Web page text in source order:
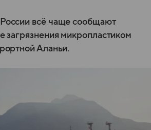
всё чаще сообщают
загрязнения микропластиком
Аланьи.